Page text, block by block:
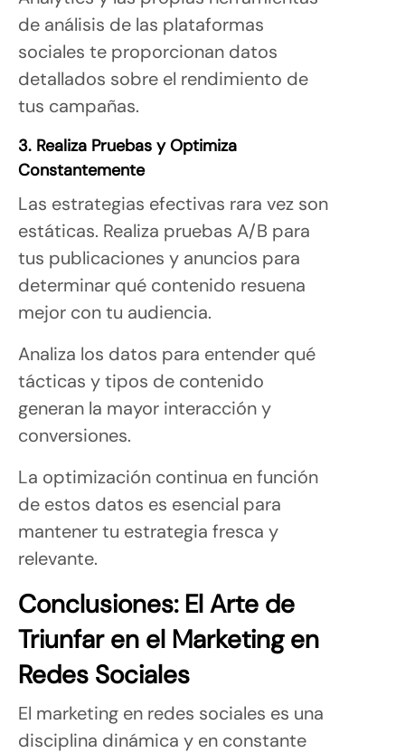
de análisis de las plataformas
sociales te proporcionan datos
detallados sobre el rendimiento de
tus campañas.
3. Realiza Pruebas y Optimiza
Constantemente
Las estrategias efectivas rara vez son
estáticas. Realiza pruebas A/B para
tus publicaciones y anuncios para
determinar qué contenido resuena
mejor con tu audiencia.
Analiza los datos para entender qué
tácticas y tipos de contenido
generan la mayor interacción y
conversiones.
La optimización continua en función
de estos datos es esencial para
mantener tu estrategia fresca y
relevante.
Conclusiones: El Arte de
Triunfar en el Marketing en
Redes Sociales
El marketing en redes sociales es una
disciplina dinámica y en constante